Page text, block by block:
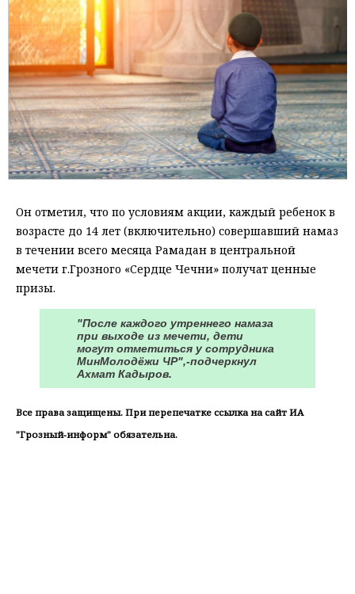
Он отметил, что по условиям акции, каждый ребенок в
возрасте до 14 лет (включительно) совершавший намаз
в течении всего месяца Рамадан в центральной
мечети г.Грозного «Сердце Чечни» получат ценные
призы.
"После каждого утреннего намаза
при выходе из мечети, дети
могут отметиться у сотрудника
МинМолодёжи ЧР",-подчеркнул
Ахмат Кадыров.
Все права защищены. При перепечатке ссылка на сайт ИА
"Грозный-информ" обязательна.